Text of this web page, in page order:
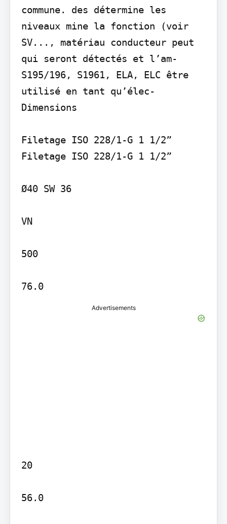
commune. des détermine les
niveaux mine la fonction (voir
SV..., matériau conducteur peut
qui seront détectés et l’am-
S195/196, S1961, ELA, ELC être
utilisé en tant qu’élec-
Dimensions
Filetage ISO 228/1-G 1 1/2”
Filetage ISO 228/1-G 1 1/2”
Ø40 SW 36
VN
500
76.0
Advertisements
20
56.0